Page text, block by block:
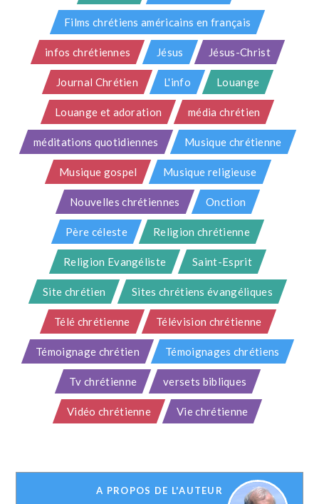
Films chrétiens américains en français
infos chrétiennes Jésus Jésus-Christ
Journal Chrétien L'info Louange
Louange et adoration média chrétien
méditations quotidiennes Musique chrétienne
Musique gospel Musique religieuse
Nouvelles chrétiennes Onction
Père céleste Religion chrétienne
Religion Evangéliste Saint-Esprit
Site chrétien Sites chrétiens évangéliques
Télé chrétienne Télévision chrétienne
Témoignage chrétien Témoignages chrétiens
Tv chrétienne versets bibliques
Vidéo chrétienne Vie chrétienne
A PROPOS DE L'AUTEUR